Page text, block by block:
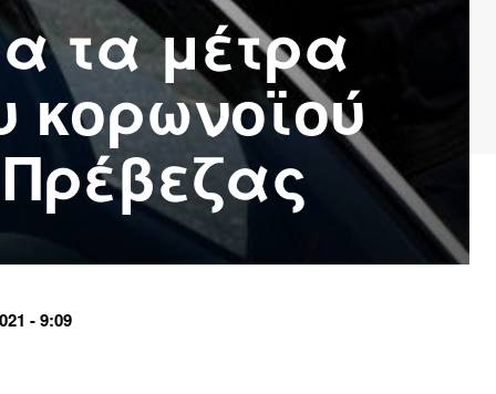
τα μέτρα
κορωνοϊού
- 9:09